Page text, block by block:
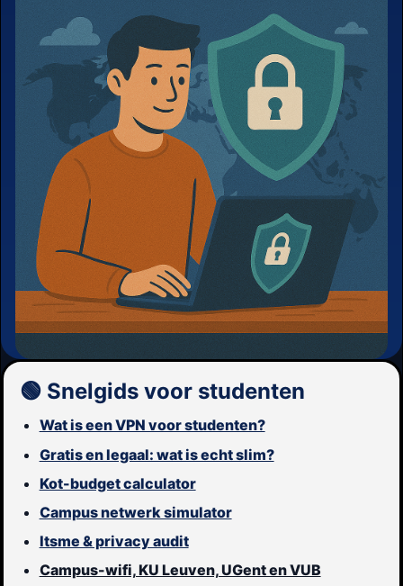
🟢 Snelgids voor studenten
Wat is een VPN voor studenten?
Gratis en legaal: wat is echt slim?
Kot-budget calculator
Campus netwerk simulator
Itsme & privacy audit
Campus-wifi, KU Leuven, UGent en VUB